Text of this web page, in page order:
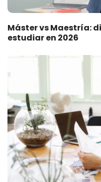
Máster vs Maestría:
estudiar en 2026